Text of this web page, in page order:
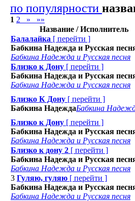
по популярности
1 2 »
»»
Название / Исполнитель
Балалайка [ перейти ]
Бабкина Надежда и Русская
Бабкина Надежда и Русская песня
Близко к Дону [ перейти ]
Бабкина Надежда и Русская
Бабкина Надежда и Русская песня
Близко К Дону [ перейти ]
Бабкина НадеждаБабкина
Близко к Дону [ перейти ]
Бабкина Надежда и Русская
Бабкина Надежда и Русская песня
Близко к дону 2 [ перейти ]
Бабкина Надежда и Русская
Бабкина Надежда и Русская песня
3 Гуляю, гуляю [ перейти ]
Бабкина Надежда и Русская
Бабкина Надежда и Русская песня